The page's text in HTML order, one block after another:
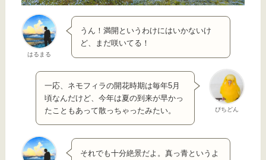
はるまる
うん！満開というわけにはいかないけ
ど、まだ咲いてる！
ぴちどん
一応、ネモフィラの開花時期は毎年5月
頃なんだけど、今年は夏の到来が早かっ
たこともあって散っちゃったみたい。
それでも十分絶景だよ。真っ青というよ